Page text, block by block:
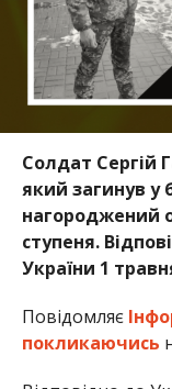
Солдат Сергій
який загинув у
нагороджений
ступеня.
України 1
Повідомляє
покликаючись